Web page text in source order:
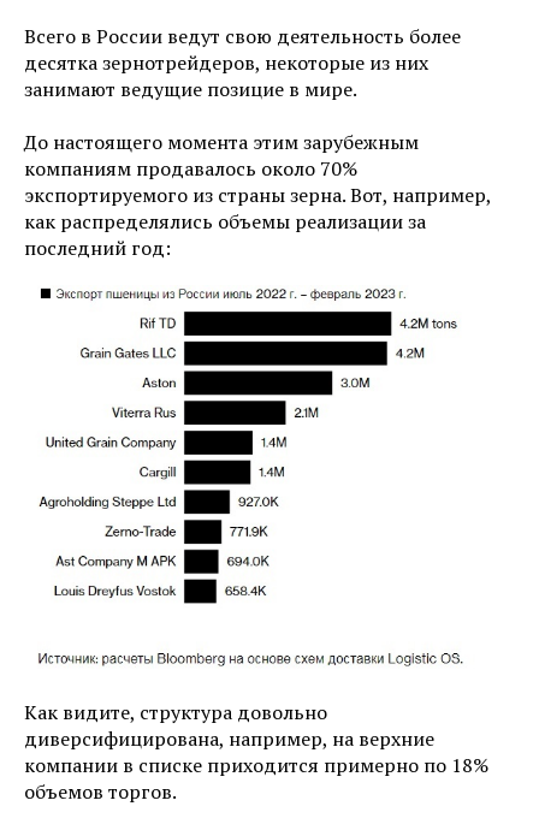
Всего в России ведут свою деятельность более
десятка зернотрейдеров, некоторые из них
занимают ведущие позицие в мире.
До настоящего момента этим зарубежным
компаниям продавалось около 70%
экспортируемого из страны зерна. Вот, например,
как распределялись объемы реализации за
последний год:
Как видите, структура довольно
диверсифицирована, например, на верхние
компании в списке приходится примерно по 18%
объемов торгов.